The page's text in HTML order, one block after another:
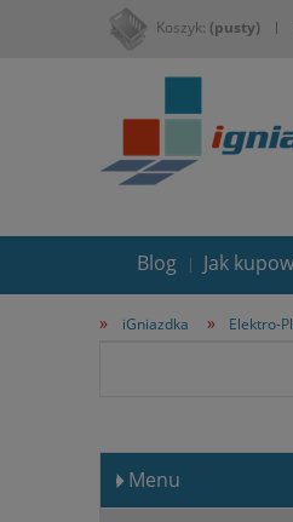
Koszyk: (pusty)
Blog Jak
» iGniazdka » Elektro-
Menu